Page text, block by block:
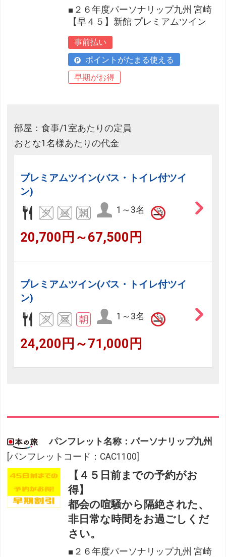
■２６年度パーソナリップ九州 宮崎
【早４５】新館 プレミアムツイン
事前払い
ポイントがたまる使える
早期がお得
部屋：食事/1室あたりの定員
おとな1名様あたりの代金
プレミアムツイン(バス・トイレ付ツイ
ン)
1～3名
20,700円～67,500円
プレミアムツイン(バス・トイレ付ツイ
ン)
1～3名
24,200円～71,000円
パンフレット名称：パーソナリップ九州
[パンフレットコード：CAC1100]
【４５日前までの予約がお
得】
都会の喧騒から隔絶された、
非日常な時間をお過ごしくだ
さい。
■２６年度パーソナリップ九州 宮崎